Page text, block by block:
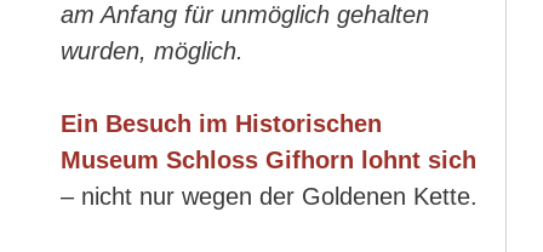
am Anfang für unmöglich gehalten
wurden, möglich.
Ein Besuch im Historischen
Museum Schloss Gifhorn lohnt sich
– nicht nur wegen der Goldenen Kette.